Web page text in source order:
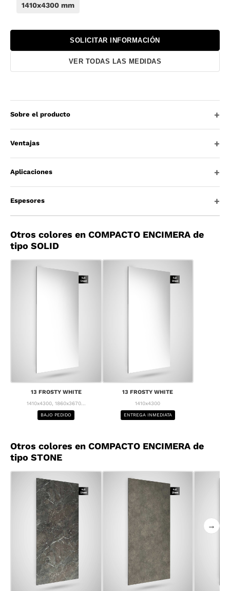
1410x4300 mm
SOLICITAR INFORMACIÓN
VER TODAS LAS MEDIDAS
Sobre el producto
Ventajas
Aplicaciones
Espesores
Otros colores en COMPACTO ENCIMERA de
tipo SOLID
13 FROSTY WHITE
1410x4300, 1860x3670...
BAJO PEDIDO
13 FROSTY WHITE
1410x4300
ENTREGA INMEDIATA
Otros colores en COMPACTO ENCIMERA de
tipo STONE
→